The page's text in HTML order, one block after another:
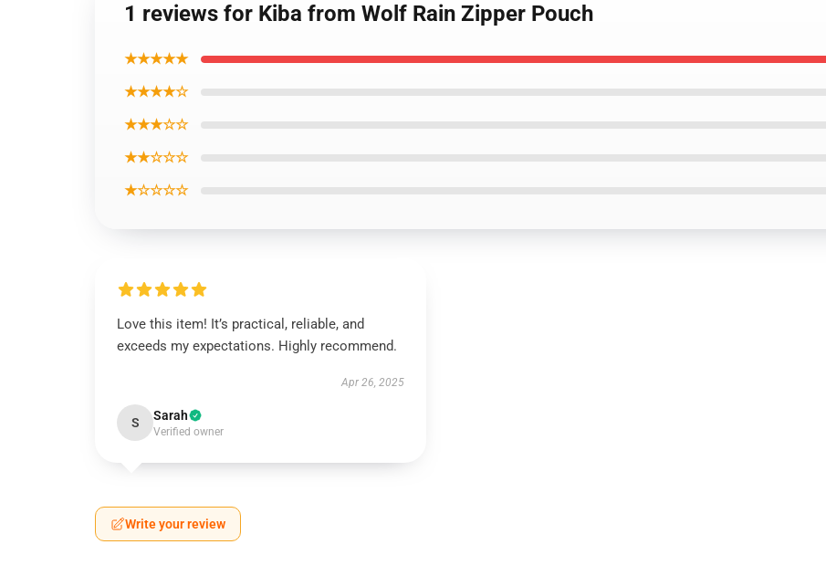
1 reviews for Kiba from Wolf Rain Zipper Pouch
★★★★★
★★★★☆
★★★☆☆
★★☆☆☆
★☆☆☆☆
Love this item! It’s practical, reliable, and
exceeds my expectations. Highly recommend.
Apr 26, 2025
S Sarah
Verified owner
Write your review